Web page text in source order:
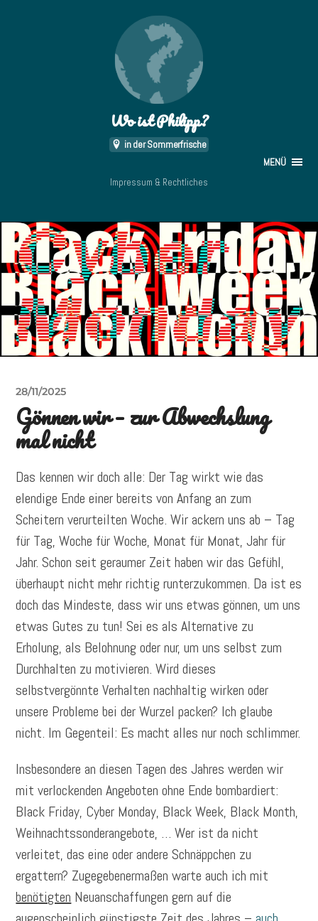
Wo ist Philipp?
in der Sommerfrische
MENÜ
Impressum & Rechtliches
28/11/2025
Gönnen wir – zur Abwechslung
mal nicht
Das kennen wir doch alle: Der Tag wirkt wie das
elendige Ende einer bereits von Anfang an zum
Scheitern verurteilten Woche. Wir ackern uns ab – Tag
für Tag, Woche für Woche, Monat für Monat, Jahr für
Jahr. Schon seit geraumer Zeit haben wir das Gefühl,
überhaupt nicht mehr richtig runterzukommen. Da ist es
doch das Mindeste, dass wir uns etwas gönnen, um uns
etwas Gutes zu tun! Sei es als Alternative zu
Erholung, als Belohnung oder nur, um uns selbst zum
Durchhalten zu motivieren. Wird dieses
selbstvergönnte Verhalten nachhaltig wirken oder
unsere Probleme bei der Wurzel packen? Ich glaube
nicht. Im Gegenteil: Es macht alles nur noch schlimmer.
Insbesondere an diesen Tagen des Jahres werden wir
mit verlockenden Angeboten ohne Ende bombardiert:
Black Friday, Cyber Monday, Black Week, Black Month,
Weihnachtssonderangebote, … Wer ist da nicht
verleitet, das eine oder andere Schnäppchen zu
ergattern? Zugegebenermaßen warte auch ich mit
benötigten Neuanschaffungen gern auf die